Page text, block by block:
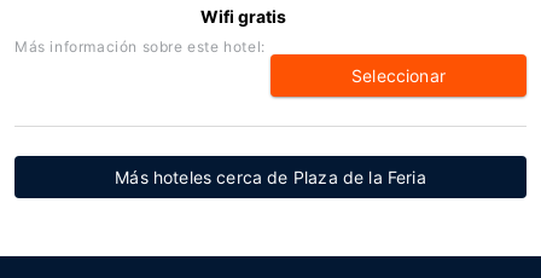
Wifi gratis
Más información sobre este hotel:
Seleccionar
Más hoteles cerca de Plaza de la Feria